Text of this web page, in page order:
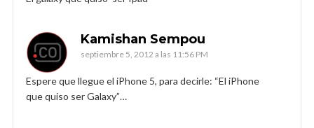
Kamishan Sempou
septiembre 5, 2012 a las 11:56 PM
Espere que llegue el iPhone 5, para decirle: “El iPhone
que quiso ser Galaxy”…